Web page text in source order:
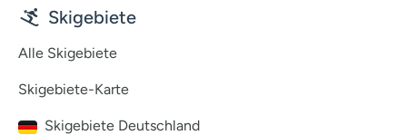
Skigebiete
Alle Skigebiete
Skigebiete-Karte
Skigebiete Deutschland